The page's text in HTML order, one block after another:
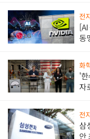
전
동
화
'한
자
전
삼
안